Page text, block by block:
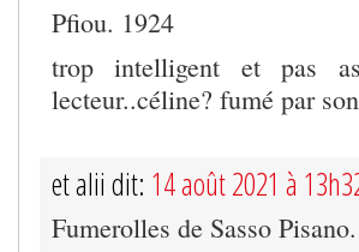
Pfiou. 1924
trop intelligent et pas
lecteur..céline? fumé par
et alii dit: 14 août 2021 à
Fumerolles de Sasso